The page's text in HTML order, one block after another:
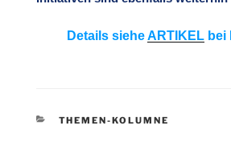
Details sieheARTIKELbei
KATEGORIEN
THEMEN-KOLUMNE